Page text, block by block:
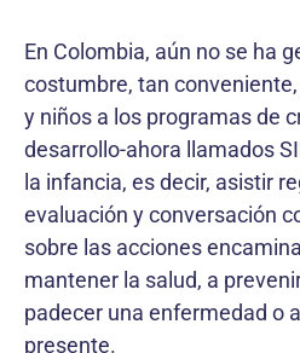
En Colombia, aún no se ha
costumbre, tan
y niños a los programas de
desarrollo-ahora llamados
la infancia, es decir, asistir
evaluación y conversación
sobre las acciones
mantener la salud, a
padecer una enfermedad o
presente.